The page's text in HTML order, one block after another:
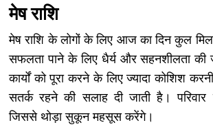
मेष राशि
मेष राशि के लोगों के लिए आज का दिन कुल
सफलता पाने के लिए धैर्य और सहनशीलता
कार्यों को पूरा करने के लिए ज्यादा कोशिश
सतर्क रहने की सलाह दी जाती है। परिवार
जिससे थोड़ा सुकून महसूस करेंगे।